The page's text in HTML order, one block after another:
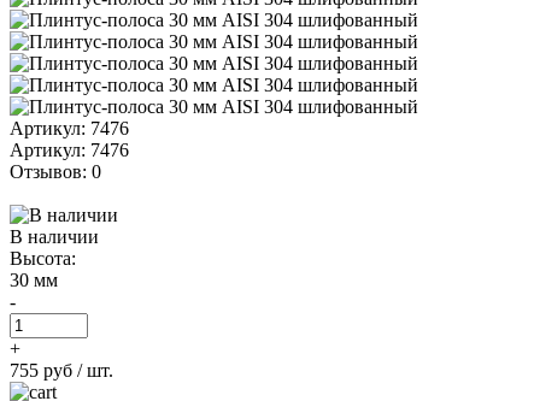
Артикул: 7476
Артикул: 7476
Отзывов: 0
В наличии
Высота:
30 мм
-
+
755 руб / шт.